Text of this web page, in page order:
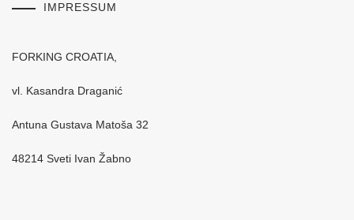
IMPRESSUM
FORKING CROATIA,
vl. Kasandra Draganić
Antuna Gustava Matoša 32
48214 Sveti Ivan Žabno